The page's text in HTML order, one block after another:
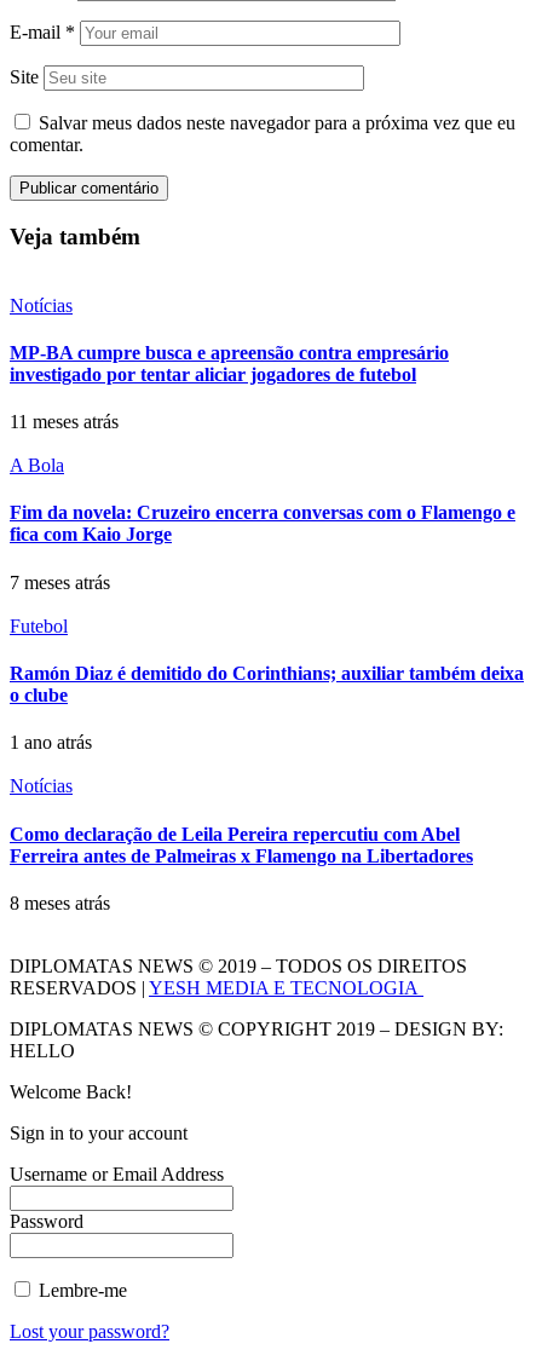
E-mail *
Site
Salvar meus dados neste navegador para a próxima vez que eu
comentar.
Veja também
Notícias
MP-BA cumpre busca e apreensão contra empresário
investigado por tentar aliciar jogadores de futebol
11 meses atrás
A Bola
Fim da novela: Cruzeiro encerra conversas com o Flamengo e
fica com Kaio Jorge
7 meses atrás
Futebol
Ramón Diaz é demitido do Corinthians; auxiliar também deixa
o clube
1 ano atrás
Notícias
Como declaração de Leila Pereira repercutiu com Abel
Ferreira antes de Palmeiras x Flamengo na Libertadores
8 meses atrás
DIPLOMATAS NEWS © 2019 – TODOS OS DIREITOS
RESERVADOS | YESH MEDIA E TECNOLOGIA
DIPLOMATAS NEWS © COPYRIGHT 2019 – DESIGN BY:
HELLO
Welcome Back!
Sign in to your account
Username or Email Address
Password
Lembre-me
Lost your password?